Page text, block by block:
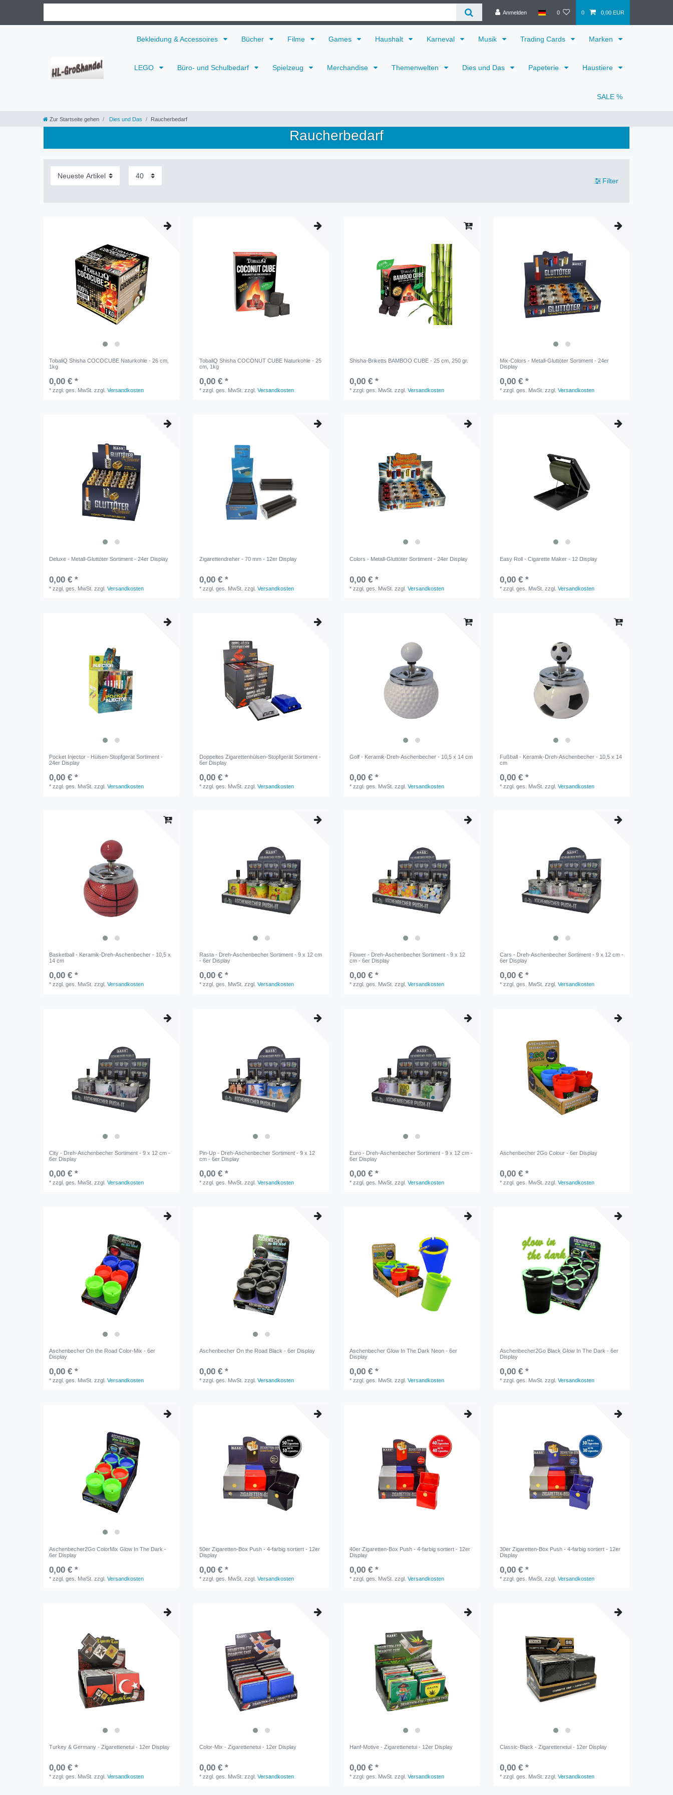
Anmelden 0 0 0,00 EUR
Bekleidung & Accessoires Bücher Filme Games Haushalt Karneval Musik Trading Cards Marken
LEGO Büro- und Schulbedarf Spielzeug Merchandise Themenwelten Dies und Das Papeterie Haustiere
SALE %
Zur Startseite gehen Dies und Das Raucherbedarf
Raucherbedarf
Filter
TobaliQ Shisha COCOCUBE Naturkohle - 26 cm,
1kg
0,00 € *
*zzgl. ges. MwSt. zzgl.Versandkosten
TobaliQ Shisha COCONUT CUBE Naturkohle - 25
cm, 1kg
0,00 € *
*zzgl. ges. MwSt. zzgl.Versandkosten
Shisha-Briketts BAMBOO CUBE - 25 cm, 250 gr.
0,00 € *
*zzgl. ges. MwSt. zzgl.Versandkosten
Mix-Colors - Metall-Gluttöter Sortiment - 24er
Display
0,00 € *
*zzgl. ges. MwSt. zzgl.Versandkosten
Deluxe - Metall-Gluttöter Sortiment - 24er Display
0,00 € *
*zzgl. ges. MwSt. zzgl.Versandkosten
Zigarettendreher - 70 mm - 12er Display
0,00 € *
*zzgl. ges. MwSt. zzgl.Versandkosten
Colors - Metall-Gluttöter Sortiment - 24er Display
0,00 € *
*zzgl. ges. MwSt. zzgl.Versandkosten
Easy Roll - Cigarette Maker - 12 Display
0,00 € *
*zzgl. ges. MwSt. zzgl.Versandkosten
Pocket Injector - Hülsen-Stopfgerät Sortiment -
24er Display
0,00 € *
*zzgl. ges. MwSt. zzgl.Versandkosten
Doppeltes Zigarettenhülsen-Stopfgerät Sortiment -
6er Display
0,00 € *
*zzgl. ges. MwSt. zzgl.Versandkosten
Golf - Keramik-Dreh-Aschenbecher - 10,5 x 14 cm
0,00 € *
*zzgl. ges. MwSt. zzgl.Versandkosten
Fußball - Keramik-Dreh-Aschenbecher - 10,5 x 14
cm
0,00 € *
*zzgl. ges. MwSt. zzgl.Versandkosten
Basketball - Keramik-Dreh-Aschenbecher - 10,5 x
14 cm
0,00 € *
*zzgl. ges. MwSt. zzgl.Versandkosten
Rasta - Dreh-Aschenbecher Sortiment - 9 x 12 cm
- 6er Display
0,00 € *
*zzgl. ges. MwSt. zzgl.Versandkosten
Flower - Dreh-Aschenbecher Sortiment - 9 x 12
cm - 6er Display
0,00 € *
*zzgl. ges. MwSt. zzgl.Versandkosten
Cars - Dreh-Aschenbecher Sortiment - 9 x 12 cm -
6er Display
0,00 € *
*zzgl. ges. MwSt. zzgl.Versandkosten
City - Dreh-Aschenbecher Sortiment - 9 x 12 cm -
6er Display
0,00 € *
*zzgl. ges. MwSt. zzgl.Versandkosten
Pin-Up - Dreh-Aschenbecher Sortiment - 9 x 12
cm - 6er Display
0,00 € *
*zzgl. ges. MwSt. zzgl.Versandkosten
Euro - Dreh-Aschenbecher Sortiment - 9 x 12 cm -
6er Display
0,00 € *
*zzgl. ges. MwSt. zzgl.Versandkosten
Aschenbecher 2Go Colour - 6er Display
0,00 € *
*zzgl. ges. MwSt. zzgl.Versandkosten
Aschenbecher On the Road Color-Mix - 6er
Display
0,00 € *
*zzgl. ges. MwSt. zzgl.Versandkosten
Aschenbecher On the Road Black - 6er Display
0,00 € *
*zzgl. ges. MwSt. zzgl.Versandkosten
Aschenbecher Glow In The Dark Neon - 6er
Display
0,00 € *
*zzgl. ges. MwSt. zzgl.Versandkosten
Aschenbecher2Go Black Glow In The Dark - 6er
Display
0,00 € *
*zzgl. ges. MwSt. zzgl.Versandkosten
Aschenbecher2Go ColorMix Glow In The Dark -
6er Display
0,00 € *
*zzgl. ges. MwSt. zzgl.Versandkosten
50er Zigaretten-Box Push - 4-farbig sortiert - 12er
Display
0,00 € *
*zzgl. ges. MwSt. zzgl.Versandkosten
40er Zigaretten-Box Push - 4-farbig sortiert - 12er
Display
0,00 € *
*zzgl. ges. MwSt. zzgl.Versandkosten
30er Zigaretten-Box Push - 4-farbig sortiert - 12er
Display
0,00 € *
*zzgl. ges. MwSt. zzgl.Versandkosten
Turkey & Germany - Zigarettenetui - 12er Display
0,00 € *
*zzgl. ges. MwSt. zzgl.Versandkosten
Color-Mix - Zigarettenetui - 12er Display
0,00 € *
*zzgl. ges. MwSt. zzgl.Versandkosten
Hanf-Motive - Zigarettenetui - 12er Display
0,00 € *
*zzgl. ges. MwSt. zzgl.Versandkosten
Classic-Black - Zigarettenetui - 12er Display
0,00 € *
*zzgl. ges. MwSt. zzgl.Versandkosten